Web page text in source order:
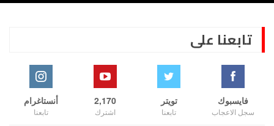
تابعنا على
فايسبوك
سجل الاعجاب
تويتر
تابعنا
2,170
اشترك
أنستاغرام
تابعنا